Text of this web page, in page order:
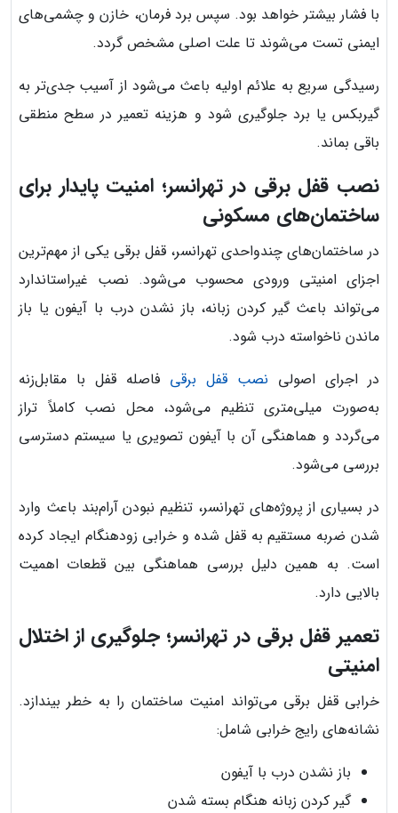
با فشار بیشتر خواهد بود. سپس برد فرمان، خازن و چشمی‌های
ایمنی تست می‌شوند تا علت اصلی مشخص گردد.
رسیدگی سریع به علائم اولیه باعث می‌شود از آسیب جدی‌تر به
گیربکس یا برد جلوگیری شود و هزینه تعمیر در سطح منطقی
باقی بماند.
نصب قفل برقی در تهرانسر؛ امنیت پایدار برای
ساختمان‌های مسکونی
در ساختمان‌های چندواحدی تهرانسر، قفل برقی یکی از مهم‌ترین
اجزای امنیتی ورودی محسوب می‌شود. نصب غیراستاندارد
می‌تواند باعث گیر کردن زبانه، باز نشدن درب با آیفون یا باز
ماندن ناخواسته درب شود.
در اجرای اصولی نصب قفل برقی فاصله قفل با مقابل‌زنه
به‌صورت میلی‌متری تنظیم می‌شود، محل نصب کاملاً تراز
می‌گردد و هماهنگی آن با آیفون تصویری یا سیستم دسترسی
بررسی می‌شود.
در بسیاری از پروژه‌های تهرانسر، تنظیم نبودن آرام‌بند باعث وارد
شدن ضربه مستقیم به قفل شده و خرابی زودهنگام ایجاد کرده
است. به همین دلیل بررسی هماهنگی بین قطعات اهمیت
بالایی دارد.
تعمیر قفل برقی در تهرانسر؛ جلوگیری از اختلال
امنیتی
خرابی قفل برقی می‌تواند امنیت ساختمان را به خطر بیندازد.
نشانه‌های رایج خرابی شامل:
باز نشدن درب با آیفون
گیر کردن زبانه هنگام بسته شدن